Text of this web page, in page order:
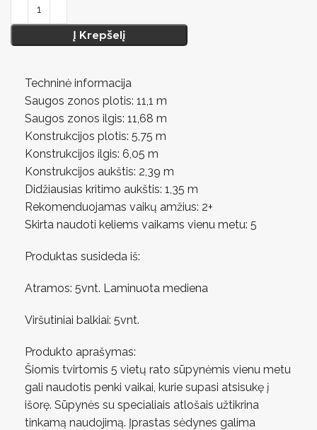
Į Krepšelį
Techninė informacija
Saugos zonos plotis: 11,1 m
Saugos zonos ilgis: 11,68 m
Konstrukcijos plotis: 5,75 m
Konstrukcijos ilgis: 6,05 m
Konstrukcijos aukštis: 2,39 m
Didžiausias kritimo aukštis: 1,35 m
Rekomenduojamas vaikų amžius: 2+
Skirta naudoti keliems vaikams vienu metu: 5
Produktas susideda iš:
Atramos: 5vnt. Laminuota mediena
Viršutiniai balkiai: 5vnt.
Produkto aprašymas:
Šiomis tvirtomis 5 vietų rato sūpynėmis vienu metu
gali naudotis penki vaikai, kurie supasi atsisukę į
išorę. Sūpynės su specialiais atlošais užtikrina
tinkamą naudojimą. Įprastas sėdynes galima